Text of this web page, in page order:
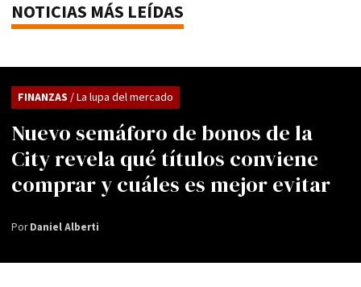
NOTICIAS MÁS LEÍDAS
Nuevo semáforo de bonos de la
City revela qué títulos conviene
comprar y cuáles es mejor evitar
FINANZAS / La lupa del mercado
PorDaniel Alberti